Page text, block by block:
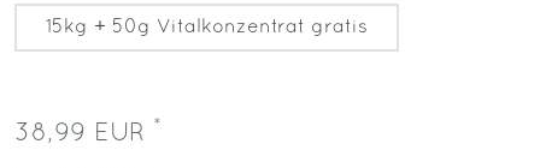
15kg + 50g Vitalkonzentrat gratis
38,99 EUR *